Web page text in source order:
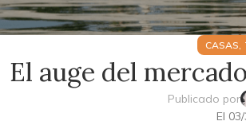
CASAS,
El auge del
Publicado por
El